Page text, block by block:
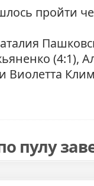
пройти
(4:1),
Виолетта
пулу